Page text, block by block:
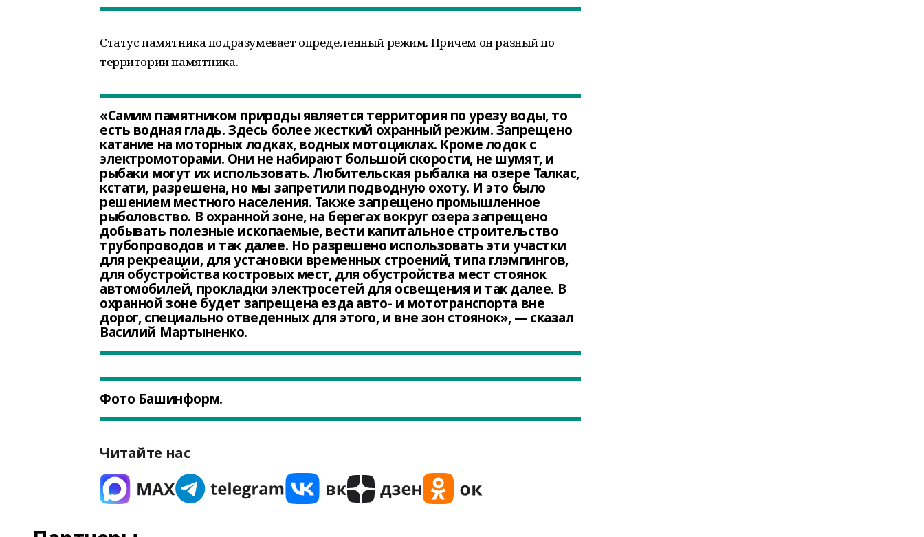
Статус памятника подразумевает определенный режим. Причем он разный по
территории памятника.
«Самим памятником природы является территория по урезу воды, то
есть водная гладь. Здесь более жесткий охранный режим. Запрещено
катание на моторных лодках, водных мотоциклах. Кроме лодок с
электромоторами. Они не набирают большой скорости, не шумят, и
рыбаки могут их использовать. Любительская рыбалка на озере Талкас,
кстати, разрешена, но мы запретили подводную охоту. И это было
решением местного населения. Также запрещено промышленное
рыболовство. В охранной зоне, на берегах вокруг озера запрещено
добывать полезные ископаемые, вести капитальное строительство
трубопроводов и так далее. Но разрешено использовать эти участки
для рекреации, для установки временных строений, типа глэмпингов,
для обустройства костровых мест, для обустройства мест стоянок
автомобилей, прокладки электросетей для освещения и так далее. В
охранной зоне будет запрещена езда авто- и мототранспорта вне
дорог, специально отведенных для этого, и вне зон стоянок», — сказал
Василий Мартыненко.
Фото Башинформ.
Читайте нас